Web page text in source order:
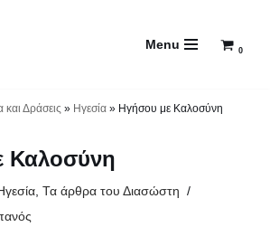
Menu 0
Δράσεις » Ηγεσία » Ηγήσου με Καλοσύνη
Καλοσύνη
, Τα άρθρα του Διασώστη